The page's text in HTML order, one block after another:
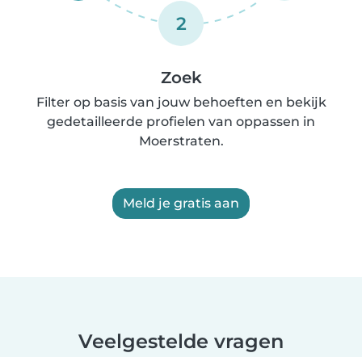
2
Zoek
Filter op basis van jouw behoeften en bekijk
gedetailleerde profielen van oppassen in
Moerstraten.
Meld je gratis aan
Veelgestelde vragen